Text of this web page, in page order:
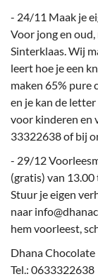
- 24/11 Maak je
Voor jong en
Sinterklaas. Wij
leert hoe je een
maken 65% pure
en je kan de
voor kinderen en
33322638 of bij
- 29/12
(gratis) van
Stuur je eigen
naar
hem voorleest,
Dhana Chocolate
Tel.: 0633322638